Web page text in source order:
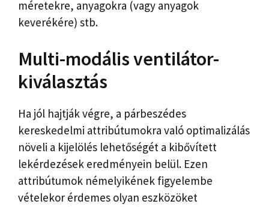
méretekre, anyagokra (vagy anyagok
keverékére) stb.
Multi-modális ventilátor-
kiválasztás
Ha jól hajtják végre, a párbeszédes
kereskedelmi attribútumokra való optimalizálás
növeli a kijelölés lehetőségét a kibővített
lekérdezések eredményein belül. Ezen
attribútumok némelyikének figyelembe
vételekor érdemes olyan eszközöket